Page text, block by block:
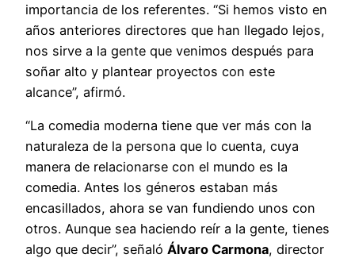
importancia de los referentes. “Si hemos visto en
años anteriores directores que han llegado lejos,
nos sirve a la gente que venimos después para
soñar alto y plantear proyectos con este
alcance”, afirmó.
“La comedia moderna tiene que ver más con la
naturaleza de la persona que lo cuenta, cuya
manera de relacionarse con el mundo es la
comedia. Antes los géneros estaban más
encasillados, ahora se van fundiendo unos con
otros. Aunque sea haciendo reír a la gente, tienes
algo que decir”, señaló Álvaro Carmona, director